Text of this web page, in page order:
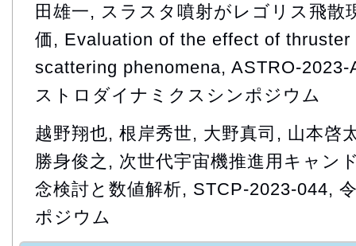
田雄一, スラスタ噴射がレゴリス飛散
価, Evaluation of the effect of
scattering phenomena, ASTRO-
ストロダイナミクスシンポジウム
越野翔也, 根岸秀世, 大野真司, 山本啓
勝身俊之, 次世代宇宙機推進用キャン
念検討と数値解析, STCP-2023-044,
ポジウム